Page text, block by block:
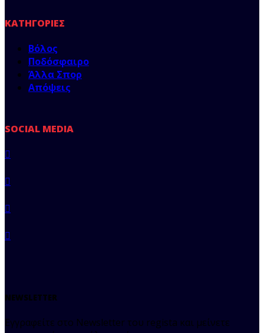
ΚΑΤΗΓΟΡΊΕΣ
Βόλος
Ποδόσφαιρο
Άλλα Σπορ
Απόψεις
SOCIAL MEDIA
NEWSLETTER
Εγγραφείτε στο Newsletter του regista και μείνετε